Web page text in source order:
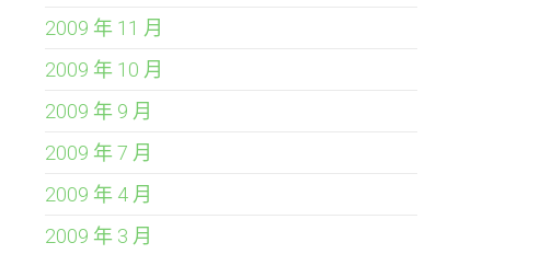
2009 年 11 月
2009 年 10 月
2009 年 9 月
2009 年 7 月
2009 年 4 月
2009 年 3 月